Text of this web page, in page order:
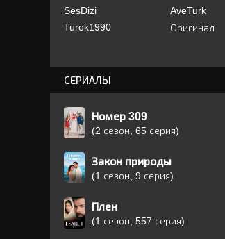
SesDizi
Turok1990
AveTurk
Оригинал
СЕРИАЛЫ
Номер 309
(2 сезон, 65 серия)
Закон природы
(1 сезон, 9 серия)
Плен
(1 сезон, 557 серия)